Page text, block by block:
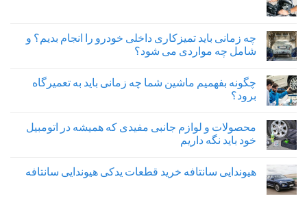
چه زمانی باید تمیزکاری داخلی خودرو را انجام بدیم؟ و
شامل چه مواردی می شود؟
چگونه بفهمیم ماشین شما چه زمانی باید به تعمیرگاه
برود؟
محصولات و لوازم جانبی مفیدی که همیشه در اتومبیل
خود باید نگه داریم
هیوندایی سانتافه خرید قطعات یدکی هیوندایی سانتافه